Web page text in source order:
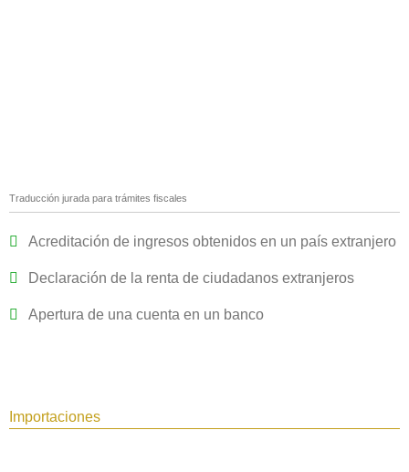
Traducción jurada para trámites fiscales
Acreditación de ingresos obtenidos en un país extranjero
Declaración de la renta de ciudadanos extranjeros
Apertura de una cuenta en un banco
Importaciones